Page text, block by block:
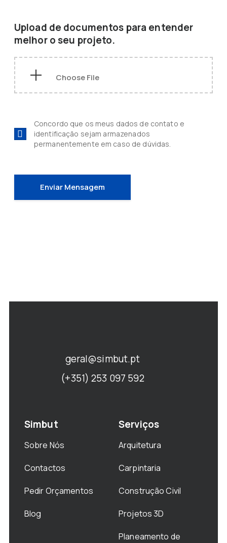
Upload de documentos para entender
melhor o seu projeto.
Concordo que os meus dados de contato e
identificação sejam armazenados
permanentemente em caso de dúvidas.
geral@simbut.pt
(+351) 253 097 592
Simbut
Sobre Nós
Contactos
Pedir Orçamentos
Blog
Serviços
Arquitetura
Carpintaria
Construção Civil
Projetos 3D
Planeamento de